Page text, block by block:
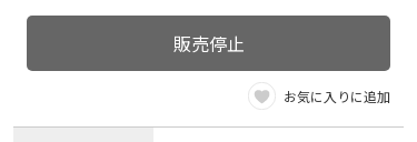
販売停止
お気に入りに追加